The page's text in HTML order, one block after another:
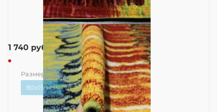
1 740 руб.
Размер — 80x150 см
80x150 см